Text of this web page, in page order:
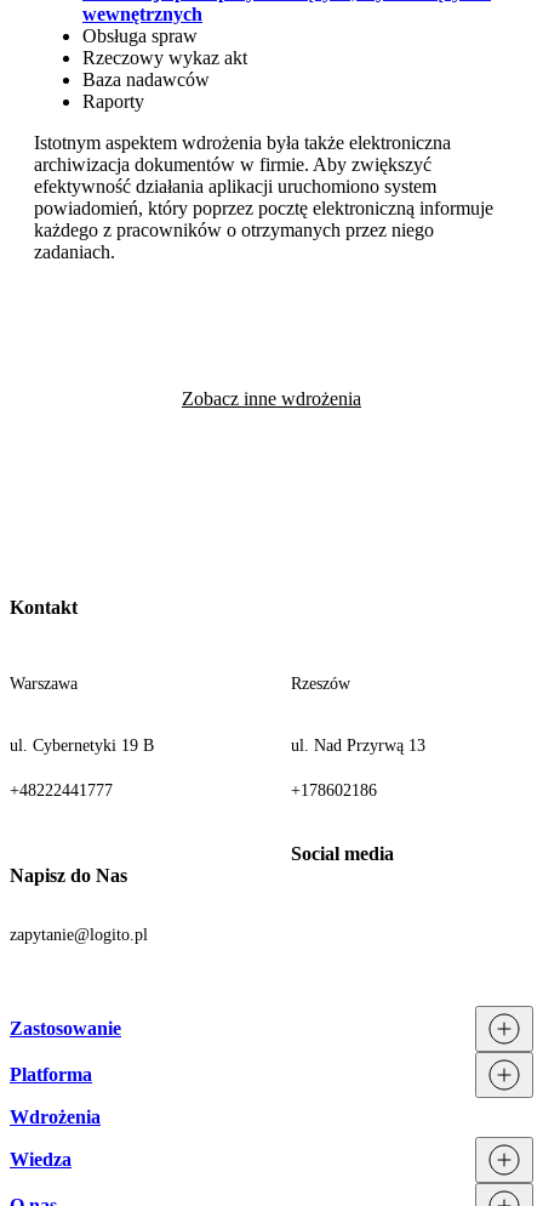
wewnętrznych
Obsługa spraw
Rzeczowy wykaz akt
Baza nadawców
Raporty
Istotnym aspektem wdrożenia była także elektroniczna
archiwizacja dokumentów w firmie. Aby zwiększyć
efektywność działania aplikacji uruchomiono system
powiadomień, który poprzez pocztę elektroniczną informuje
każdego z pracowników o otrzymanych przez niego
zadaniach.
Zobacz inne wdrożenia
Kontakt
Warszawa
ul. Cybernetyki 19 B
+48222441777
Rzeszów
ul. Nad Przyrwą 13
+178602186
Napisz do Nas
zapytanie@logito.pl
Zastosowanie
Procesy
Branże
Platforma
Technologia
Licencjonowanie
Wdrożenia
Wiedza